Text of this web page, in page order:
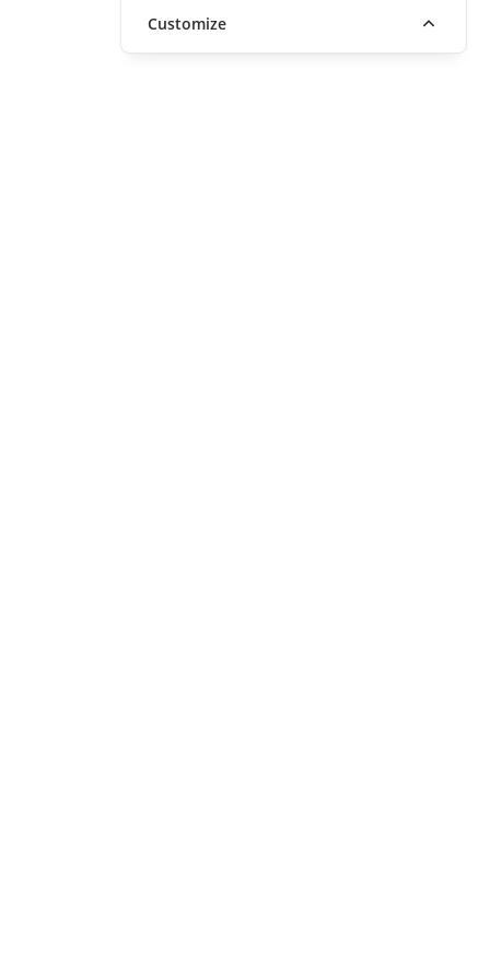
Customize